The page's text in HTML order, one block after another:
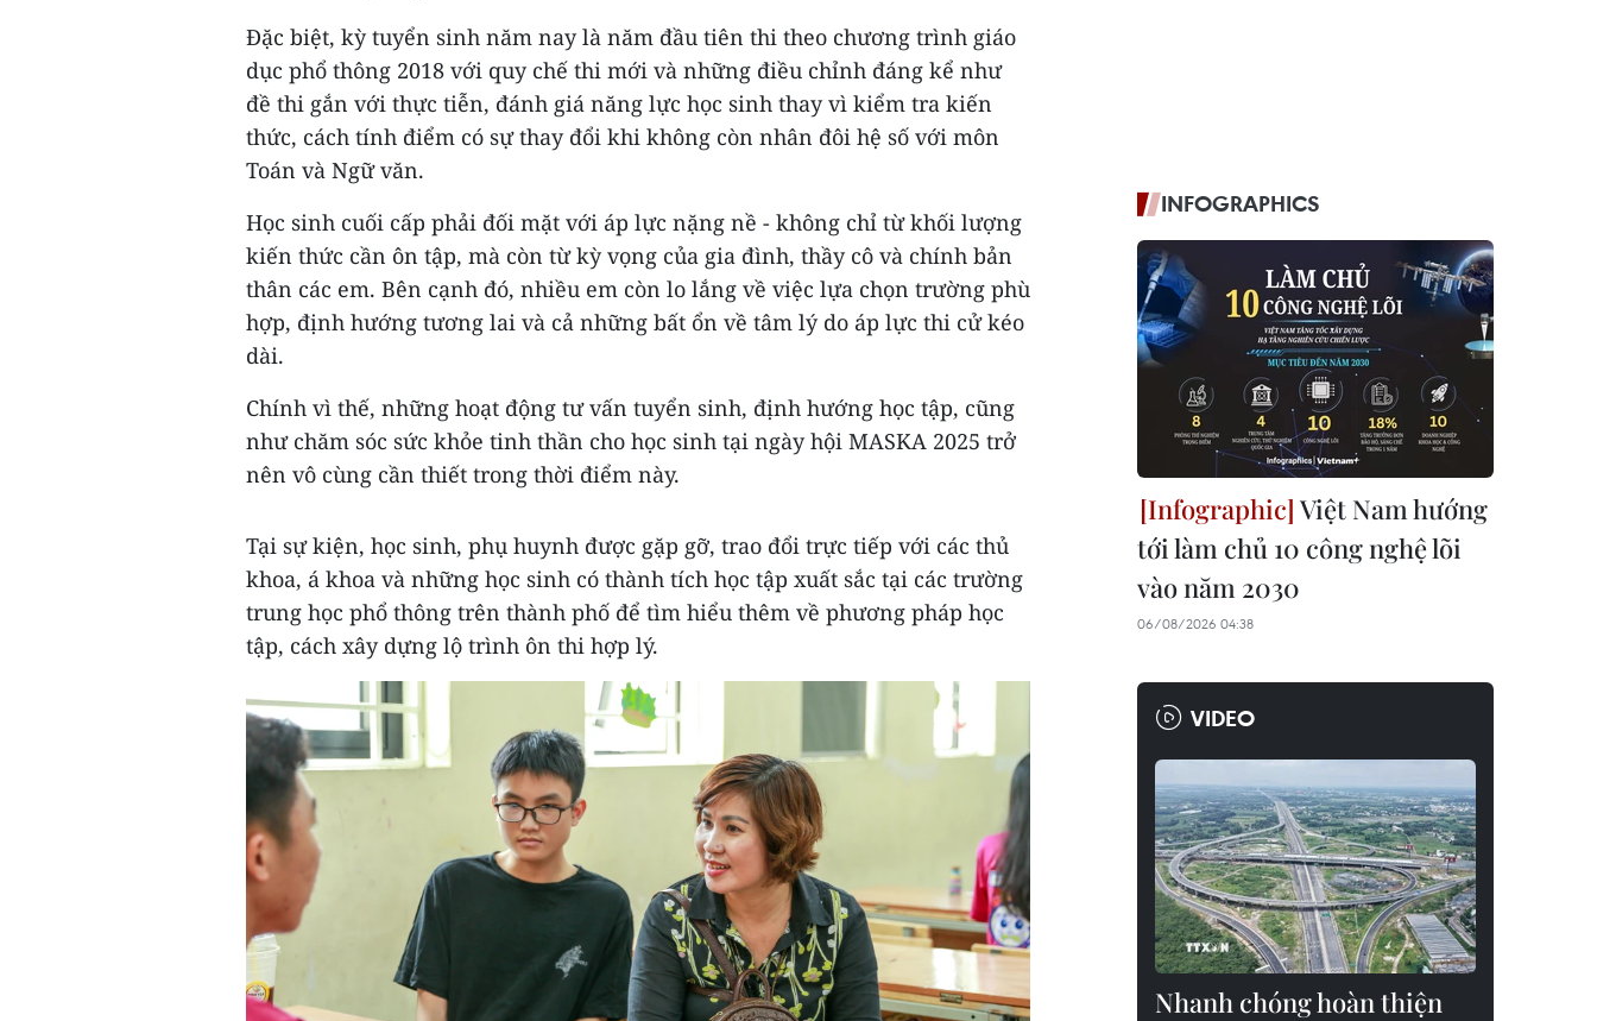
Đặc biệt, kỳ tuyển sinh năm nay là năm đầu tiên thi theo chương trình giáo
dục phổ thông 2018 với quy chế thi mới và những điều chỉnh đáng kể như
đề thi gắn với thực tiễn, đánh giá năng lực học sinh thay vì kiểm tra kiến
thức, cách tính điểm có sự thay đổi khi không còn nhân đôi hệ số với môn
Toán và Ngữ văn.
Học sinh cuối cấp phải đối mặt với áp lực nặng nề - không chỉ từ khối lượng
kiến thức cần ôn tập, mà còn từ kỳ vọng của gia đình, thầy cô và chính bản
thân các em. Bên cạnh đó, nhiều em còn lo lắng về việc lựa chọn trường phù
hợp, định hướng tương lai và cả những bất ổn về tâm lý do áp lực thi cử kéo
dài.
Chính vì thế, những hoạt động tư vấn tuyển sinh, định hướng học tập, cũng
như chăm sóc sức khỏe tinh thần cho học sinh tại ngày hội MASKA 2025 trở
nên vô cùng cần thiết trong thời điểm này.
Tại sự kiện, học sinh, phụ huynh được gặp gỡ, trao đổi trực tiếp với các thủ
khoa, á khoa và những học sinh có thành tích học tập xuất sắc tại các trường
trung học phổ thông trên thành phố để tìm hiểu thêm về phương pháp học
tập, cách xây dựng lộ trình ôn thi hợp lý.
INFOGRAPHICS
Việt Nam hướng
tới làm chủ 10 công nghệ lõi
vào năm 2030
06/08/2026 04:38
VIDEO
Nhanh chóng hoàn thiện